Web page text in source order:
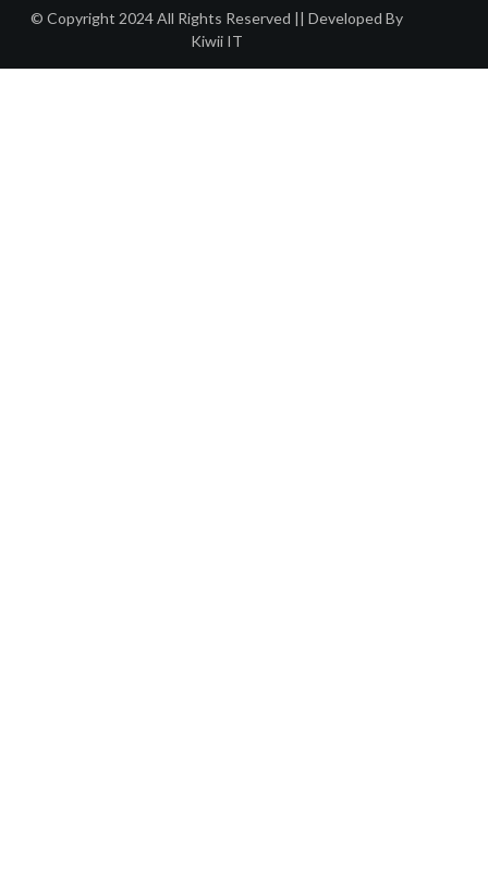
© Copyright 2024 All Rights Reserved || Developed By
Kiwii IT